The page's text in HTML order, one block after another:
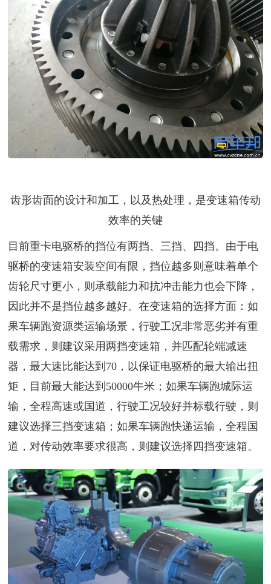
齿形齿面的设计和加工，以及热处理，是变速箱传动
效率的关键
目前重卡电驱桥的挡位有两挡、三挡、四挡。由于电
驱桥的变速箱安装空间有限，挡位越多则意味着单个
齿轮尺寸更小，则承载能力和抗冲击能力也会下降，
因此并不是挡位越多越好。在变速箱的选择方面：如
果车辆跑资源类运输场景，行驶工况非常恶劣并有重
载需求，则建议采用两挡变速箱，并匹配轮端减速
器，最大速比能达到70，以保证电驱桥的最大输出扭
矩，目前最大能达到50000牛米；如果车辆跑城际运
输，全程高速或国道，行驶工况较好并标载行驶，则
建议选择三挡变速箱；如果车辆跑快递运输，全程国
道，对传动效率要求很高，则建议选择四挡变速箱。